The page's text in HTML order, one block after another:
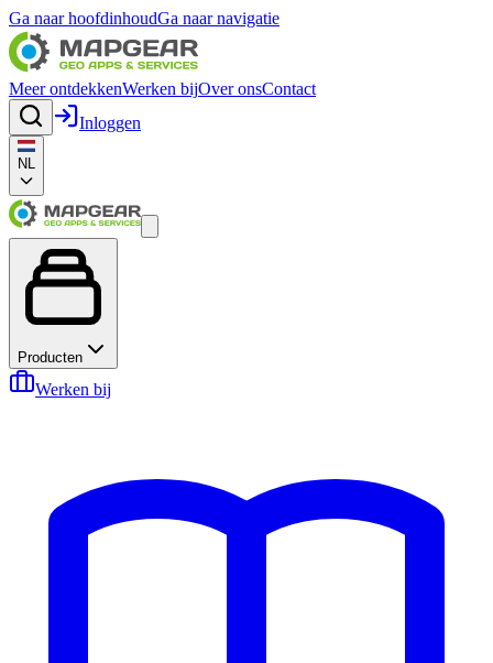
Ga naar hoofdinhoudGa naar navigatie
Meer ontdekkenWerken bijOver onsContact
Inloggen
NL
Producten
Werken bij